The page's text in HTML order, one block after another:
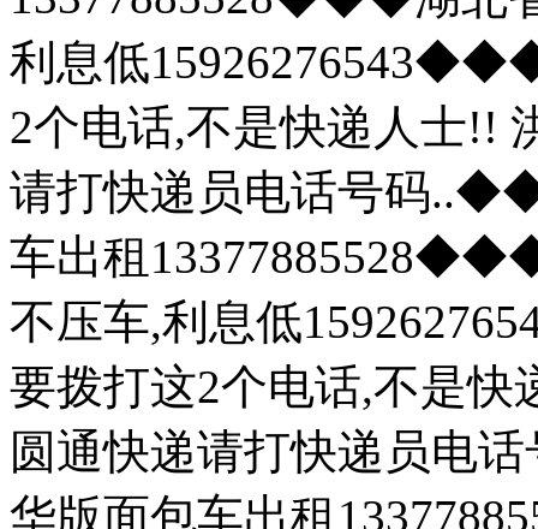
利息低
2个电话,不是快递人士!!
请打快递员电话号码
车出租
不压车,利息低
要拨打这2个电话,不是
圆通快递请打快递员电
华版面包车出租